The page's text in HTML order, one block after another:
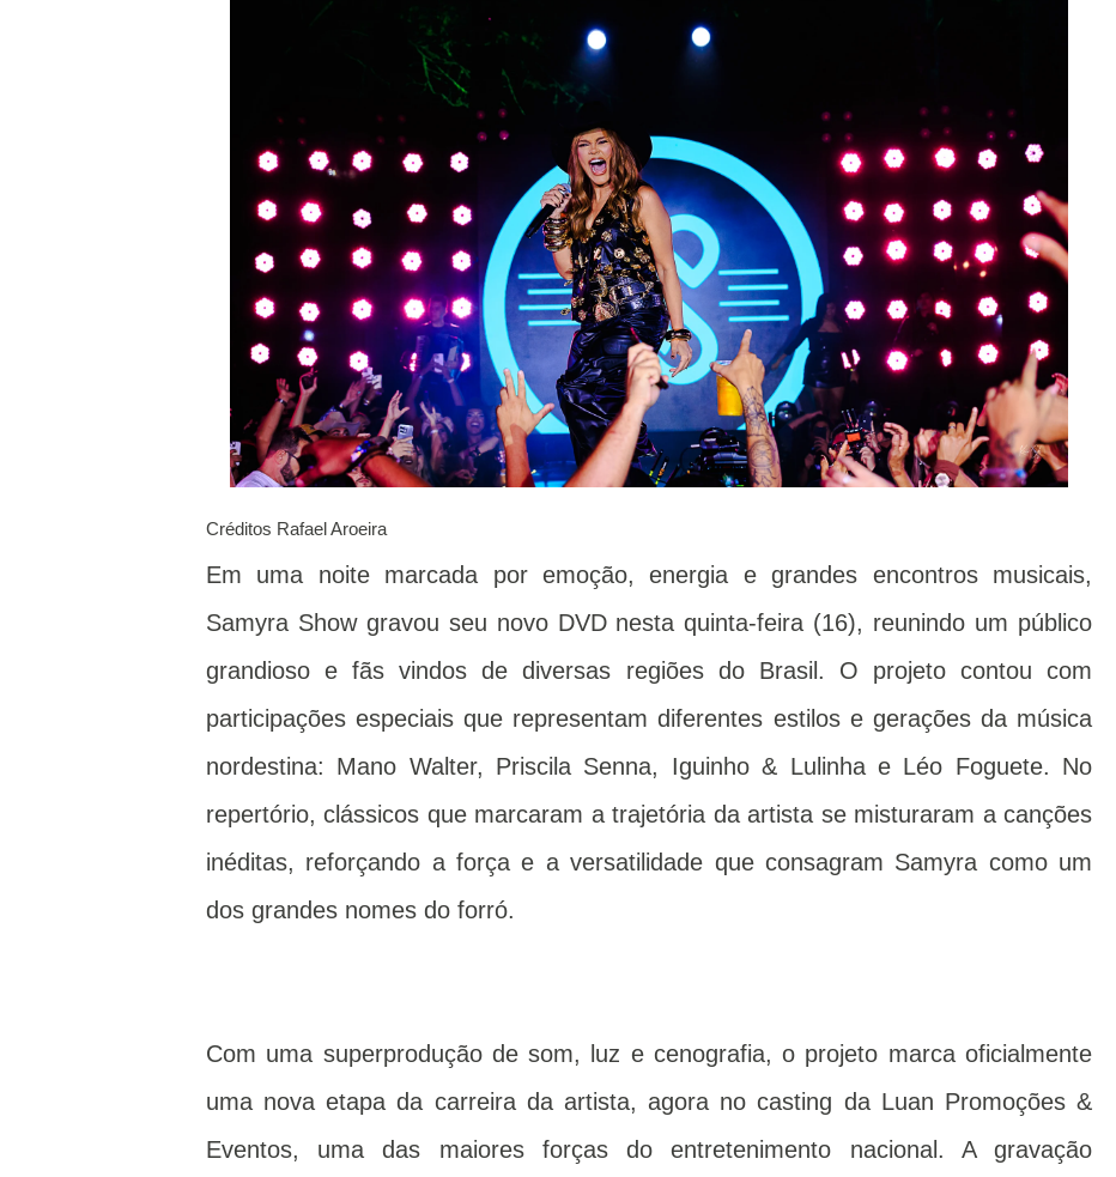
Créditos Rafael Aroeira
Em uma noite marcada por emoção, energia e grandes encontros musicais,
Samyra Show gravou seu novo DVD nesta quinta-feira (16), reunindo um público
grandioso e fãs vindos de diversas regiões do Brasil. O projeto contou com
participações especiais que representam diferentes estilos e gerações da música
nordestina: Mano Walter, Priscila Senna, Iguinho & Lulinha e Léo Foguete. No
repertório, clássicos que marcaram a trajetória da artista se misturaram a canções
inéditas, reforçando a força e a versatilidade que consagram Samyra como um
dos grandes nomes do forró.
Com uma superprodução de som, luz e cenografia, o projeto marca oficialmente
uma nova etapa da carreira da artista, agora no casting da Luan Promoções &
Eventos, uma das maiores forças do entretenimento nacional. A gravação